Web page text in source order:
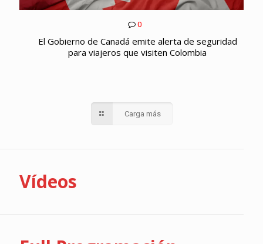
0
El Gobierno de Canadá emite alerta de seguridad
para viajeros que visiten Colombia
Carga más
Vídeos